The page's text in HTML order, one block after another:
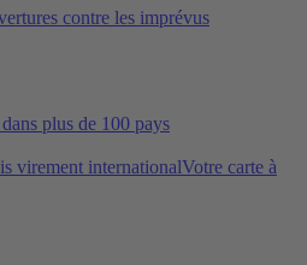
contre les imprévus
plus de 100 pays
virement internationalVotre carte à